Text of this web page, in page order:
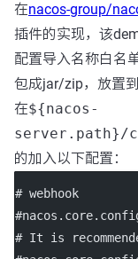
在nacos-group/
插件的实现，该
配置导入名称白名
包成jar/zip，放置
在${nacos-
server.path}/
的加入以下配置：
# webhook
# It is